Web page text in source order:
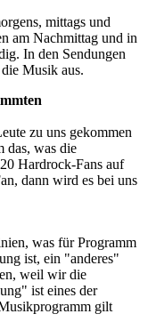
mittags und
am Nachmittag und in
In den Sendungen
Musik aus.
zu uns gekommen
das, was die
Hardrock-Fans auf
dann wird es bei uns
was für Programm
ist, ein "anderes"
weil wir die
ist eines der
gilt